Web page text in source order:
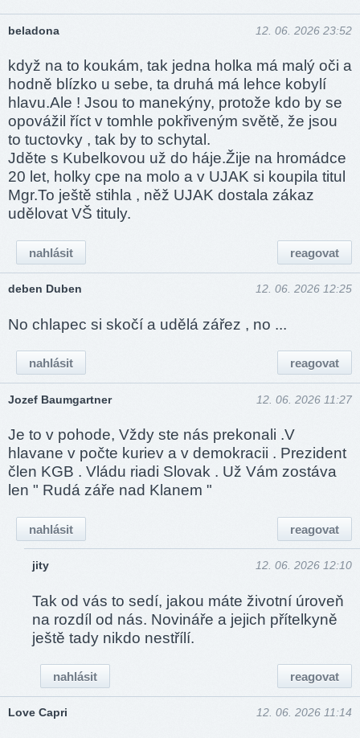
beladona 12. 06. 2026 23:52
když na to koukám, tak jedna holka má malý oči a
hodně blízko u sebe, ta druhá má lehce kobylí
hlavu.Ale ! Jsou to manekýny, protože kdo by se
opovážil říct v tomhle pokřiveným světě, že jsou
to tuctovky , tak by to schytal.
Jděte s Kubelkovou už do háje.Žije na hromádce
20 let, holky cpe na molo a v UJAK si koupila titul
Mgr.To ještě stihla , něž UJAK dostala zákaz
udělovat VŠ tituly.
reagovat
nahlásit
deben Duben 12. 06. 2026 12:25
No chlapec si skočí a udělá zářez , no ...
reagovat
nahlásit
Jozef Baumgartner 12. 06. 2026 11:27
Je to v pohode, Vždy ste nás prekonali .V
hlavane v počte kuriev a v demokracii . Prezident
člen KGB . Vládu riadi Slovak . Už Vám zostáva
len " Rudá záře nad Klanem "
reagovat
nahlásit
jity 12. 06. 2026 12:10
Tak od vás to sedí, jakou máte životní úroveň
na rozdíl od nás. Novináře a jejich přítelkyně
ještě tady nikdo nestřílí.
reagovat
nahlásit
Love Capri 12. 06. 2026 11:14